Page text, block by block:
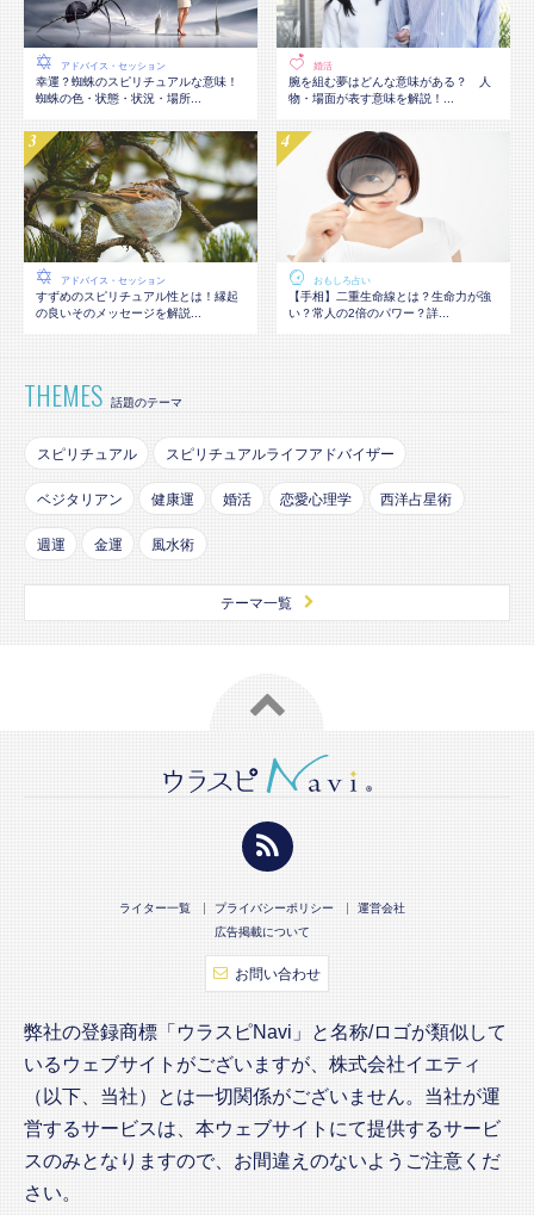
アドバイス・セッション
幸運？蜘蛛のスピリチュアルな意味！
蜘蛛の色・状態・状況・場所...
婚活
腕を組む夢はどんな意味がある？ 人
物・場面が表す意味を解説！...
アドバイス・セッション
すずめのスピリチュアル性とは！縁起
の良いそのメッセージを解説...
おもしろ占い
【手相】二重生命線とは？生命力が強
い？常人の2倍のパワー？詳...
THEMES 話題のテーマ
スピリチュアル スピリチュアルライフアドバイザー
ベジタリアン 健康運 婚活 恋愛心理学 西洋占星術
週運 金運 風水術
テーマ一覧
ライター一覧 プライバシーポリシー
運営会社
広告掲載について
お問い合わせ
弊社の登録商標「ウラスピNavi」と名称/ロゴが類似して
いるウェブサイトがございますが、株式会社イエティ
（以下、当社）とは一切関係がございません。当社が運
営するサービスは、本ウェブサイトにて提供するサービ
スのみとなりますので、お間違えのないようご注意くだ
さい。